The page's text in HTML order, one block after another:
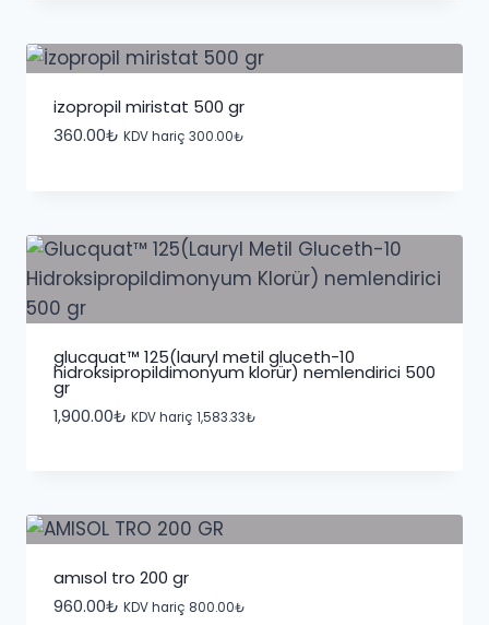
i̇zopropil miristat 500 gr
360.00₺ KDV hariç 300.00₺
glucquat™ 125(lauryl metil gluceth-10
hidroksipropildimonyum klorür) nemlendirici 500
gr
1,900.00₺ KDV hariç 1,583.33₺
amisol tro 200 gr
960.00₺ KDV hariç 800.00₺